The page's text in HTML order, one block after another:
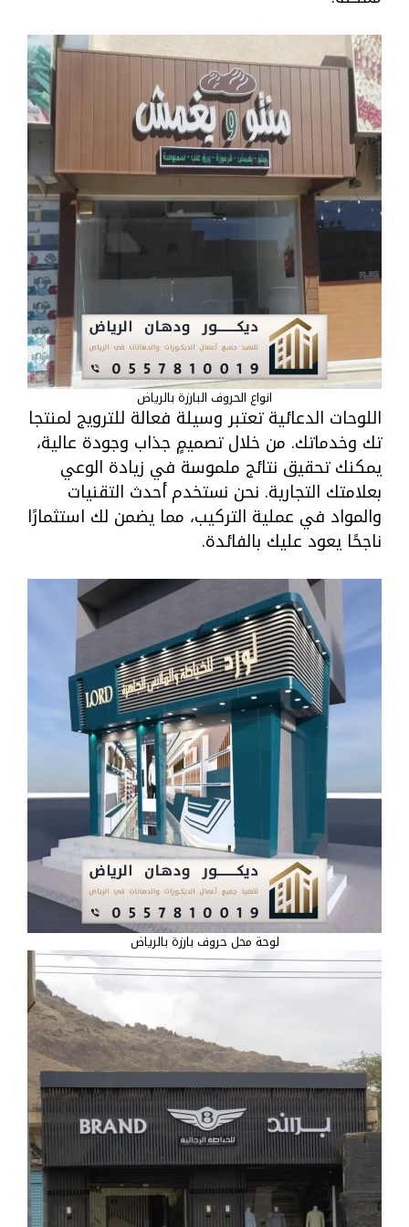
انواع الحروف البارزة بالرياض
اللوحات الدعائية تعتبر وسيلة فعالة للترويج لمنتجا
تك وخدماتك. من خلال تصميمٍ جذاب وجودة عالية،
يمكنك تحقيق نتائج ملموسة في زيادة الوعي
بعلامتك التجارية. نحن نستخدم أحدث التقنيات
والمواد في عملية التركيب، مما يضمن لك استثمارًا
ناجحًا يعود عليك بالفائدة.
لوحة محل حروف بارزة بالرياض